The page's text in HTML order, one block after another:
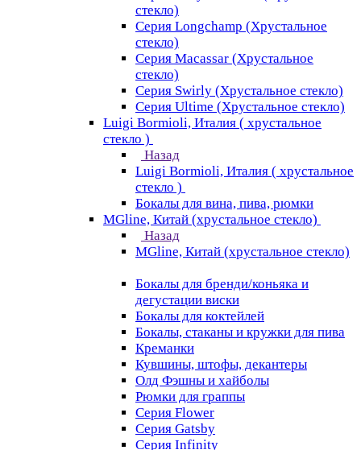
стекло)
Серия Longchamp (Хрустальное
стекло)
Серия Macassar (Хрустальное
стекло)
Серия Swirly (Хрустальное стекло)
Серия Ultime (Хрустальное стекло)
Luigi Bormioli, Италия ( хрустальное
стекло )
Назад
Luigi Bormioli, Италия ( хрустальное
стекло )
Бокалы для вина, пива, рюмки
MGline, Китай (хрустальное стекло)
Назад
MGline, Китай (хрустальное стекло)
Бокалы для бренди/коньяка и
дегустации виски
Бокалы для коктейлей
Бокалы, стаканы и кружки для пива
Креманки
Кувшины, штофы, декантеры
Олд Фэшны и хайболы
Рюмки для граппы
Серия Flower
Серия Gatsby
Серия Infinity